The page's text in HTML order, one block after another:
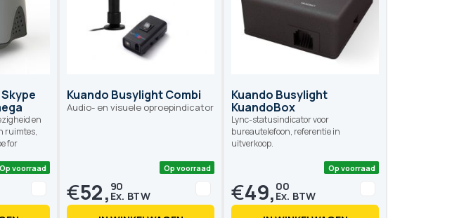
en
ruimtes,
for
Kuando Busylight Combi
Audio- en visuele oproepindicator
€52, 90
Kuando Busylight
KuandoBox
Lync-statusindicator voor
bureautelefoon, referentie in
uitverkoop.
€49, 00